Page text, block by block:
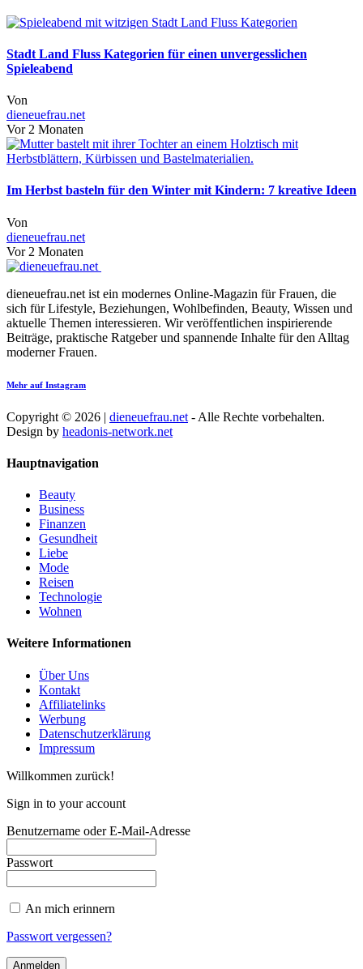
Stadt Land Fluss Kategorien für einen unvergesslichen
Spieleabend
Von
dieneuefrau.net
Vor 2 Monaten
Im Herbst basteln für den Winter mit Kindern: 7 kreative Ideen
Von
dieneuefrau.net
Vor 2 Monaten
dieneuefrau.net ist ein modernes Online-Magazin für Frauen, die
sich für Lifestyle, Beziehungen, Wohlbefinden, Beauty, Wissen und
aktuelle Themen interessieren. Wir veröffentlichen inspirierende
Beiträge, praktische Ratgeber und spannende Inhalte für den Alltag
moderner Frauen.
Mehr auf Instagram
Copyright © 2026 | dieneuefrau.net - Alle Rechte vorbehalten.
Design by headonis-network.net
Hauptnavigation
Beauty
Business
Finanzen
Gesundheit
Liebe
Mode
Reisen
Technologie
Wohnen
Weitere Informationen
Über Uns
Kontakt
Affiliatelinks
Werbung
Datenschutzerklärung
Impressum
Willkommen zurück!
Sign in to your account
Benutzername oder E-Mail-Adresse
Passwort
An mich erinnern
Passwort vergessen?